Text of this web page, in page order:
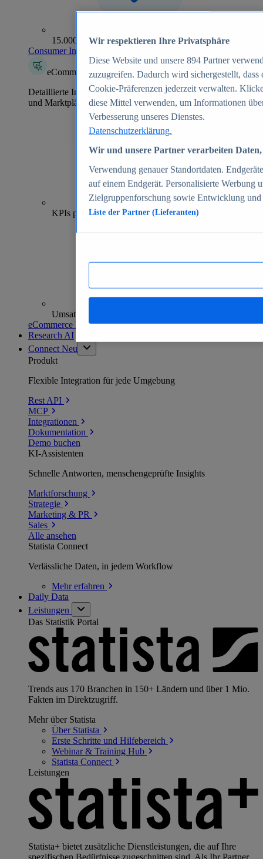
15.000+ Marken
Consumer Insights entdecken
eCommerce Insights
Detaillierte Informationen zu mehr als 39.000 Online-Shops
und Marktplätzen
70+
KPIs pro Shop
Umsatzanalysen und -prognosen
eCommerce Insights entdecken
Research AI
Connect Neu
Produkt
Flexible Integration für jede Umgebung
Rest API
MCP
Integrationen
Dokumentation
Demo buchen
KI-Assistenten
Schnelle Antworten, menschengeprüfte Insights
Marktforschung
Strategie
Marketing & PR
Sales
Alle ansehen
Statista Connect
Verlässliche Daten, in jedem Workflow
Mehrerfahren
Daily Data
Leistungen
Das Statistik Portal
Trends aus 170 Branchen in 150+ Ländern und über 1 Mio.
Fakten im Direktzugriff.
Mehr über Statista
Über Statista
Erste Schritte und Hilfebereich
Webinar & Training Hub
Statista Connect
Leistungen
Statista+ bietet zusätzliche Dienstleistungen, die auf Ihre
spezifischen Bedürfnisse zugeschnitten sind. Als Ihr Partner
Wir respektieren Ihre Privatsphäre
Diese Website und unsere 894 Partner
zuzugreifen. Dadurch wird sichergestellt,
Cookie-Präferenzen jederzeit verwalten.
diese Mittel verwenden, um Informationen
Verbesserung unseres Dienstes.
Datenschutzerklärung.
Wir und unsere Partner verarbeiten
Verwendung genauer Standortdaten.
auf einem Endgerät. Personalisierte Werbung
Zielgruppenforschung sowie Entwicklung
Liste der Partner (Lieferanten)